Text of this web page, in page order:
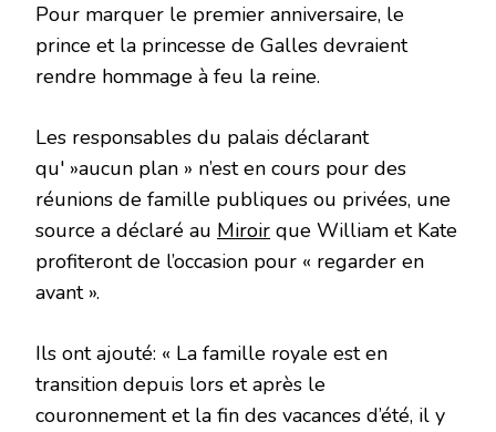
Pour marquer le premier anniversaire, le
prince et la princesse de Galles devraient
rendre hommage à feu la reine.
Les responsables du palais déclarant
qu' »aucun plan » n’est en cours pour des
réunions de famille publiques ou privées, une
source a déclaré au Miroir que William et Kate
profiteront de l’occasion pour « regarder en
avant ».
Ils ont ajouté: « La famille royale est en
transition depuis lors et après le
couronnement et la fin des vacances d’été, il y